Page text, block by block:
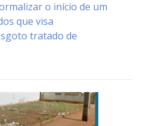
o início de um
que visa
tratado de